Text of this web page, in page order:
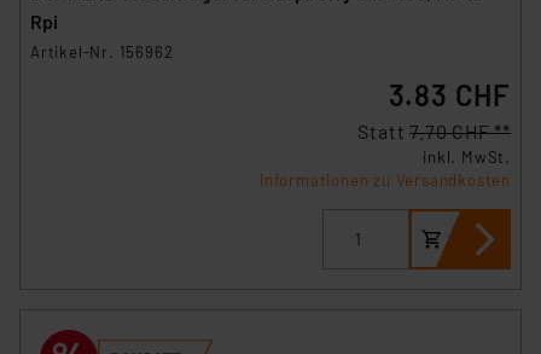
Rpi
Artikel-Nr. 156962
3.83 CHF
Statt7.70 CHF **
inkl. MwSt.
Informationen zu Versandkosten